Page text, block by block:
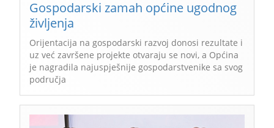
Gospodarski zamah općine ugodnog
življenja
Orijentacija na gospodarski razvoj donosi rezultate i
uz već završene projekte otvaraju se novi, a Općina
je nagradila najuspješnije gospodarstvenike sa svog
područja